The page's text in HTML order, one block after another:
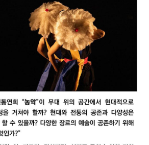
털 티켓 확인' 버튼을 클릭하여 확인 가
능합니다.
- 디지털 티켓을 캡처한 이미지 등으로
는 객석 입장이 불가합니다.
- 공연 당일 시작 1시간 30분 전부터 세
종문화회관 S씨어터 매표소에서 수령 가
능하며, 수령 시 예매내역서 또는 신분증
을 제시해주세요.
- 할인 증빙 미지참 시 정가 기준 차액을